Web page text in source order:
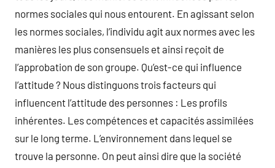
normes sociales qui nous entourent. En agissant selon
les normes sociales, l’individu agit aux normes avec les
manières les plus consensuels et ainsi reçoit de
l’approbation de son groupe. Qu’est-ce qui influence
l’attitude ? Nous distinguons trois facteurs qui
influencent l’attitude des personnes : Les profils
inhérentes. Les compétences et capacités assimilées
sur le long terme. L’environnement dans lequel se
trouve la personne. On peut ainsi dire que la société